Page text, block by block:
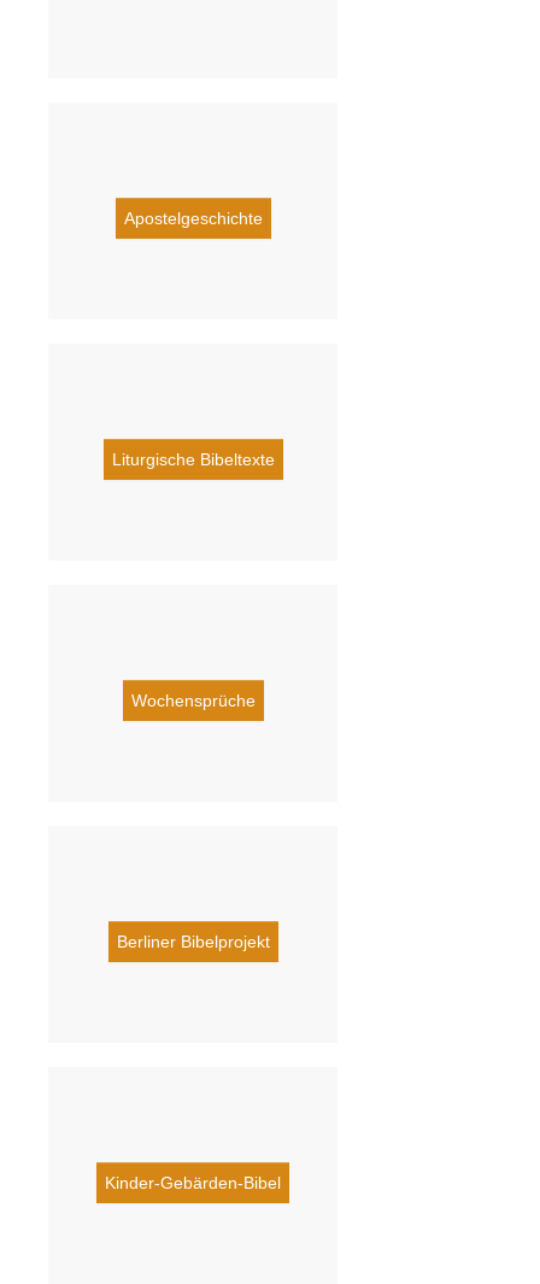
Apostelgeschichte
Liturgische Bibeltexte
Wochensprüche
Berliner Bibelprojekt
Kinder-Gebärden-Bibel